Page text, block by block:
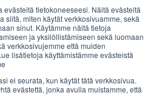
evästeitä tietokoneeseesi. Näitä evästeitä
siitä, miten käytät verkkosivuamme, sekä
sinut. Käytämme näitä tietoja
ja yksilöllistämiseen sekä luomaan
verkkosivujemme että muiden
lisätietoja käyttämistämme evästeistä
ei seurata, kun käytät tätä verkkosivua.
evästettä, jonka avulla muistamme, että